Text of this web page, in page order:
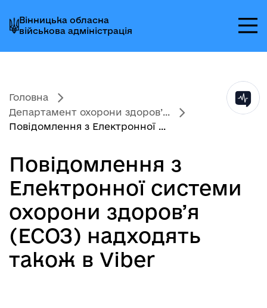
до
головного
меню
до
головного
вмісту
до
головного
колонтитула
Вінницька обласна
військова адміністрація
Головна
Департамент охорони здоров’...
Повідомлення з Електронної ...
Повідомлення з
Електронної системи
охорони здоровʼя
(ЕСОЗ) надходять
також в Viber